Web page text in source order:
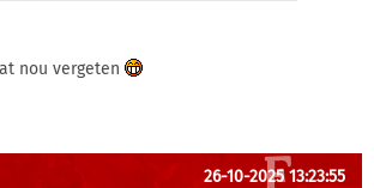
nou vergeten
26-10-2025 13:23:55